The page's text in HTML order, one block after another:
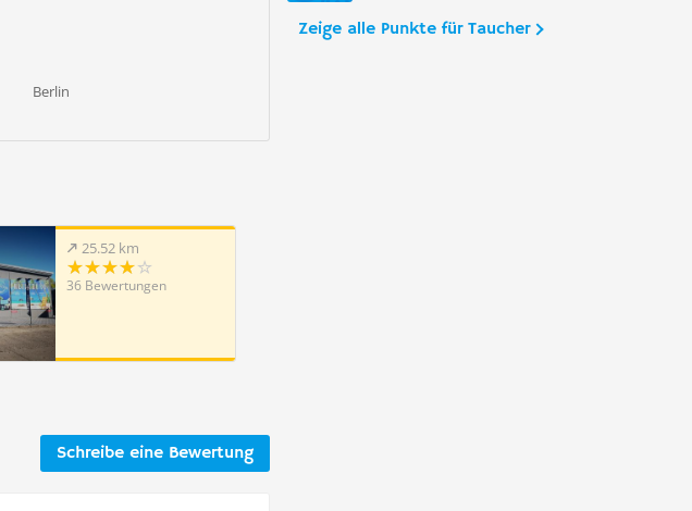
Zeige alle Punkte für Taucher
Berlin
25.52 km
36 Bewertungen
Schreibe eine Bewertung